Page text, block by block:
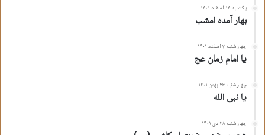
یکشنبه ۱۴ اسفند ۱۴۰۱
بهار آمده امشب
چهارشنبه ۳ اسفند ۱۴۰۱
یا امام زمان عج
چهارشنبه ۲۶ بهمن ۱۴۰۱
یا نبی الله
چهارشنبه ۲۸ دی ۱۴۰۱